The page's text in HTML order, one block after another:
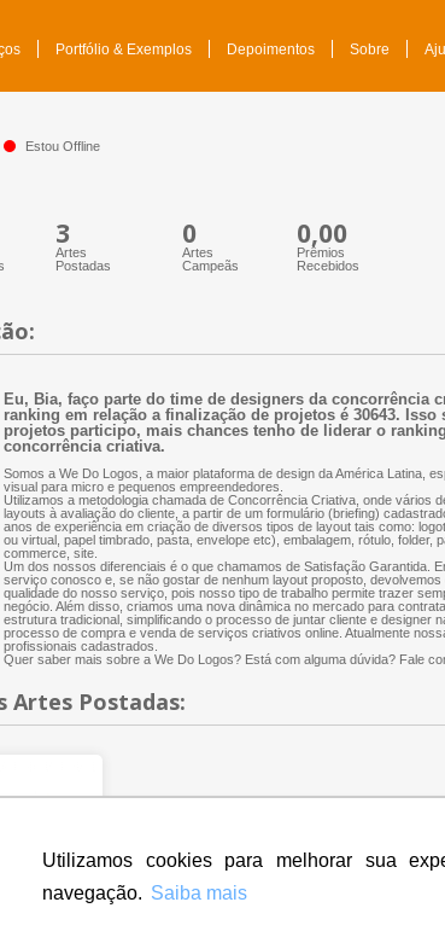
Utilizamos cookies para melhorar sua
navegação. Saiba mais
Portfólio & Exemplos Depoimentos Sobre
Estou Offline
3
Artes
Postadas
0
Artes
Campeãs
0,00
Prêmios
Recebidos
Eu, Bia, faço parte do time de designers da concorrência
ranking em relação a finalização de projetos é 30643.
projetos participo, mais chances tenho de liderar o
concorrência criativa.
Somos a We Do Logos, a maior plataforma de design da América Latina,
visual para micro e pequenos empreendedores.
Utilizamos a metodologia chamada de Concorrência Criativa, onde vários
layouts à avaliação do cliente, a partir de um formulário (briefing)
anos de experiência em criação de diversos tipos de layout tais como:
ou virtual, papel timbrado, pasta, envelope etc), embalagem, rótulo, folder,
commerce, site.
Um dos nossos diferenciais é o que chamamos de Satisfação Garantida.
serviço conosco e, se não gostar de nenhum layout proposto,
qualidade do nosso serviço, pois nosso tipo de trabalho permite trazer
negócio. Além disso, criamos uma nova dinâmica no mercado para
estrutura tradicional, simplificando o processo de juntar cliente e designer
processo de compra e venda de serviços criativos online. Atualmente
profissionais cadastrados.
Quer saber mais sobre a We Do Logos? Está com alguma dúvida? Fale
Artes Postadas: